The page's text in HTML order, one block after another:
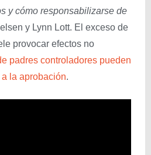
y cómo responsabilizarse de
y Lynn Lott. El exceso de
provocar efectos no
padres controladores pueden
la aprobación.